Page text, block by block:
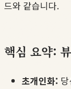
드와 같습니다.
핵심 요약:
초개인화: